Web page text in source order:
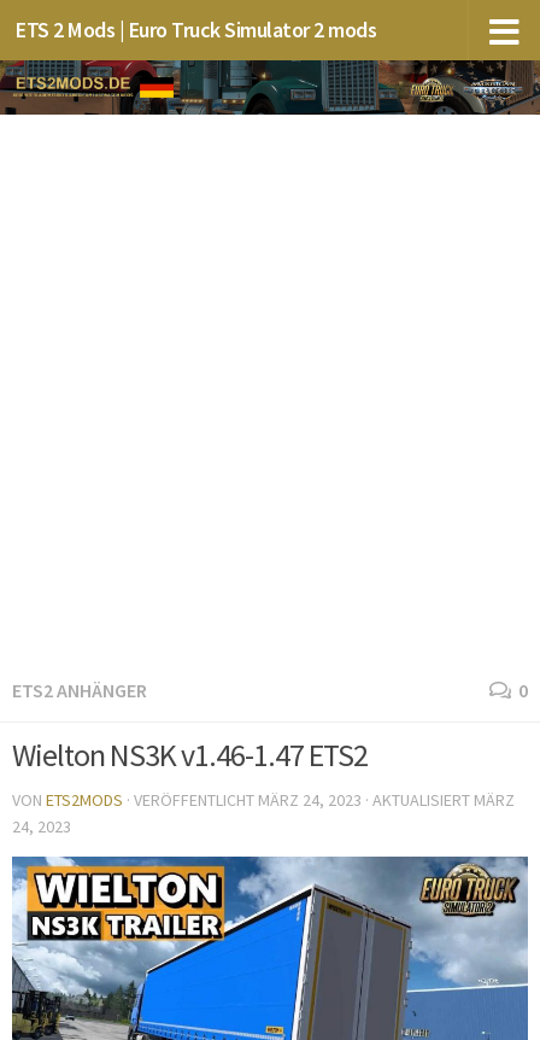
ETS 2 Mods | Euro Truck Simulator 2 mods
ETS2 ANHÄNGER 0
Wielton NS3K v1.46-1.47 ETS2
VON ETS2MODS · VERÖFFENTLICHT MÄRZ 24, 2023 · AKTUALISIERT MÄRZ
24, 2023